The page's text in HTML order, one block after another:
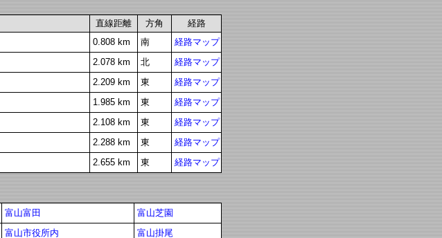
直線距離 方角
経路
0.808 km 南
経路マップ
2.078 km 北
経路マップ
2.209 km 東
経路マップ
1.985 km 東
経路マップ
2.108 km 東
経路マップ
2.288 km 東
経路マップ
2.655 km 東 経路マップ
富山富田
富山芝園
富山市役所内 富山掛尾